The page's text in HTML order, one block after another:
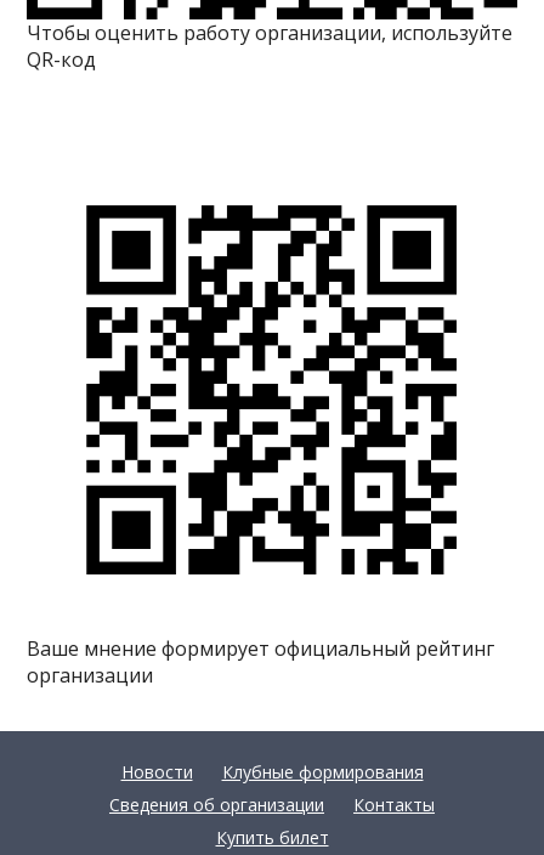
Чтобы оценить работу организации, используйте
QR-код
Ваше мнение формирует официальный рейтинг
организации
Новости
Клубные формирования
Сведения об организации
Контакты
Купить билет